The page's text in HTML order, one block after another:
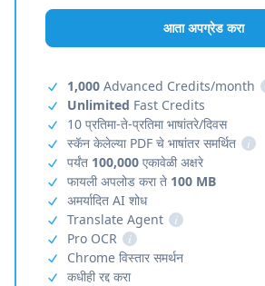
आता अपग्रेड करा
1,000 Advanced Credits/month
Unlimited Fast Credits
10 प्रतिमा-ते-प्रतिमा भाषांतरे/दिवस
स्कॅन केलेल्या PDF चे भाषांतर समर्थित
i
पर्यंत 100,000 एकावेळी अक्षरे
फायली अपलोड करा ते 100 MB
अमर्यादित AI शोध
Translate Agent
i
Pro OCR
i
Chrome विस्तार समर्थन
कधीही रद्द करा